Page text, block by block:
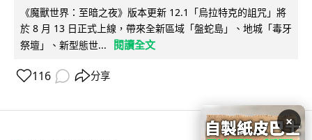
《魔獸世界：至暗之夜》版本更新 12.1「烏拉特克的詛咒」將
於 8 月 13 日正式上線，帶來全新區域「盤蛇島」、地城「毒牙
祭壇」、新型態世...
閱讀全文
116 分享
×